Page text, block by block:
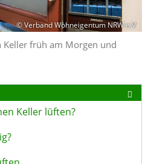
© Verband Wohneigentum NRW e.V
Keller früh am Morgen und
Keller lüften?